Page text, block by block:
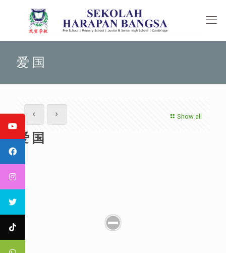
爱 国
Show all
爱 国